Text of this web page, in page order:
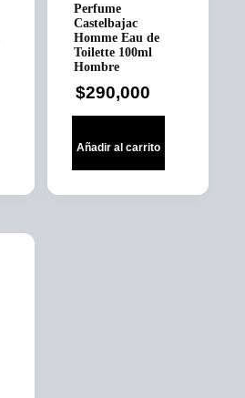
Perfume
Castelbajac
Homme Eau de
Toilette 100ml
Hombre
$290,000
Añadir al carrito